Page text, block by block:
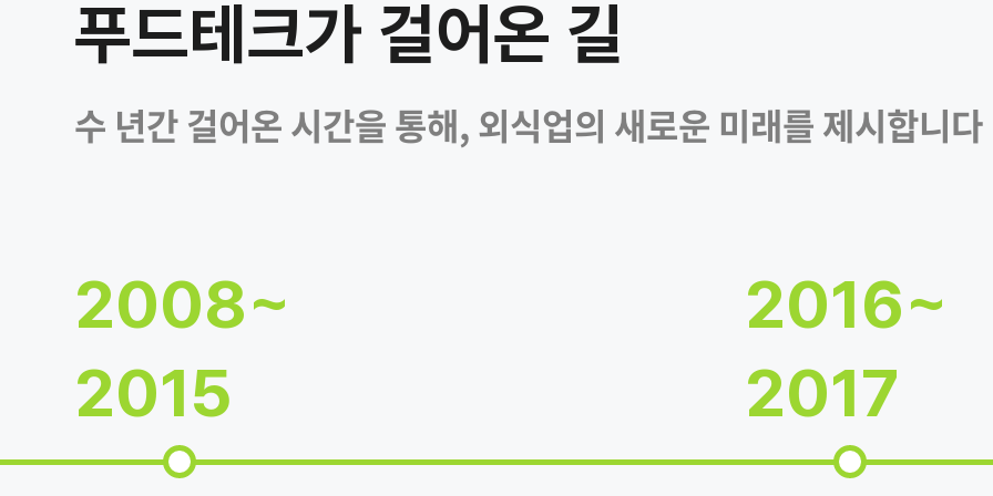
푸드테크가 걸어온 길
수 년간 걸어온 시간을 통해, 외식업의 새로운 미래를 제시합니다
2008~
2015
2016~
2017